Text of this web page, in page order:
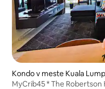
Kondo v meste Kuala
MyCrib45 * The Robertson